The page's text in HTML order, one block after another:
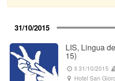
31/10/2015
LIS, Lingua
15)
Il 31/10/2015
Hotel San